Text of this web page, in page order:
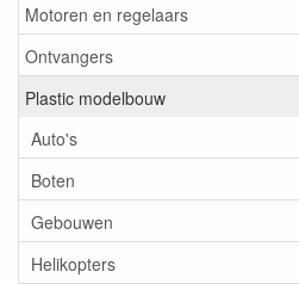
Motoren en regelaars
Ontvangers
Plastic modelbouw
Auto's
Boten
Gebouwen
Helikopters